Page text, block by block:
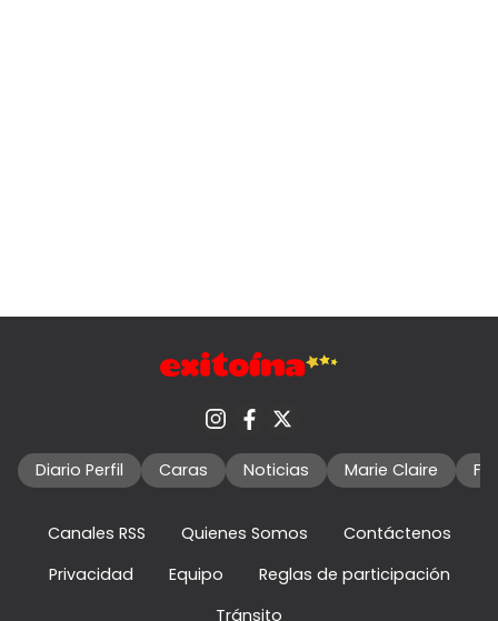
Diario Perfil Caras Noticias Marie Claire
Canales RSS Quienes Somos
Contáctenos
Privacidad
Equipo
Reglas de participación
Tránsito